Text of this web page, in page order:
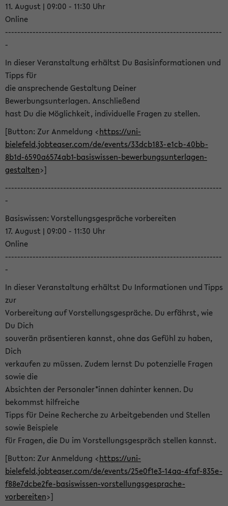
11. August | 09:00 - 11:30 Uhr
Online
-----------------------------------------------------------------------
-
In dieser Veranstaltung erhältst Du Basisinformationen und
Tipps für
die ansprechende Gestaltung Deiner
Bewerbungsunterlagen. Anschließend
hast Du die Möglichkeit, individuelle Fragen zu stellen.
[Button: Zur Anmeldung <https://uni-
bielefeld.jobteaser.com/de/events/33dcb183-e1cb-40bb-
8b1d-6590a6574ab1-basiswissen-bewerbungsunterlagen-
gestalten>]
-----------------------------------------------------------------------
-
Basiswissen: Vorstellungsgespräche vorbereiten
17. August | 09:00 - 11:30 Uhr
Online
-----------------------------------------------------------------------
-
In dieser Veranstaltung erhältst Du Informationen und Tipps
zur
Vorbereitung auf Vorstellungsgespräche. Du erfährst, wie
Du Dich
souverän präsentieren kannst, ohne das Gefühl zu haben,
Dich
verkaufen zu müssen. Zudem lernst Du potenzielle Fragen
sowie die
Absichten der Personaler*innen dahinter kennen. Du
bekommst hilfreiche
Tipps für Deine Recherche zu Arbeitgebenden und Stellen
sowie Beispiele
für Fragen, die Du im Vorstellungsgespräch stellen kannst.
[Button: Zur Anmeldung <https://uni-
bielefeld.jobteaser.com/de/events/25e0f1e3-14aa-4faf-835e-
f88e7dcbe2fe-basiswissen-vorstellungsgesprache-
vorbereiten>]